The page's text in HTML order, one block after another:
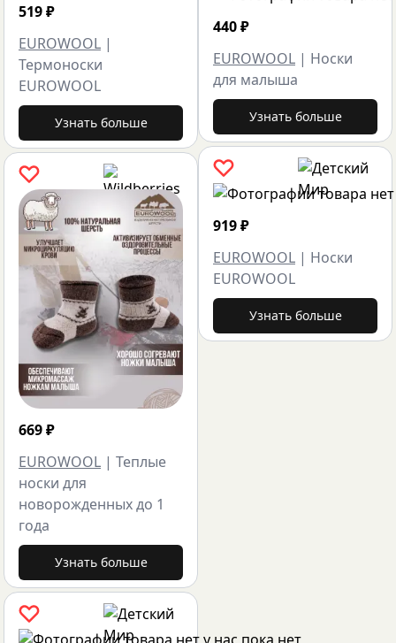
519₽
EUROWOOL |
Термоноски
EUROWOOL
Узнать больше
669₽
EUROWOOL | Теплые
носки для
новорожденных до 1
года
Узнать больше
440₽
EUROWOOL | Носки
для малыша
Узнать больше
919₽
EUROWOOL | Носки
EUROWOOL
Узнать больше